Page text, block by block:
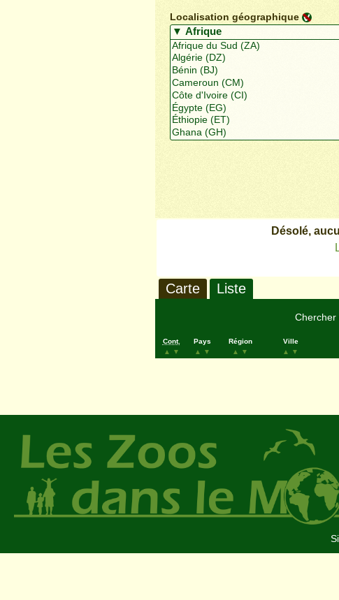
Localisation géographique
Désolé,
Carte Liste
Chercher
Cont.
▲
▼
Pays
▲
▼
Région
▲
▼
Ville
▲
▼